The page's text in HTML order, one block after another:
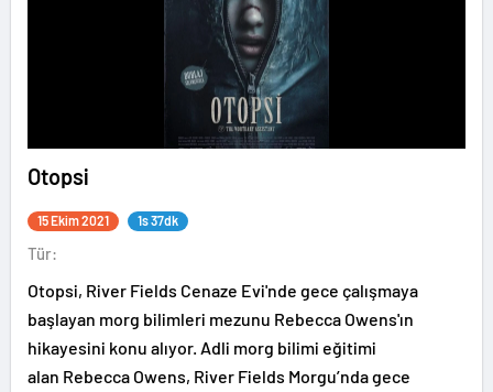
Otopsi
15 Ekim 2021 1s 37dk
Tür:
Otopsi, River Fields Cenaze Evi'nde gece çalışmaya
başlayan morg bilimleri mezunu Rebecca Owens'ın
hikayesini konu alıyor. Adli morg bilimi eğitimi
alan Rebecca Owens, River Fields Morgu’nda gece